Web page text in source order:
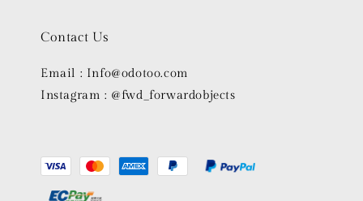
Contact Us
Email : Info@odotoo.com
Instagram : @fwd_forwardobjects